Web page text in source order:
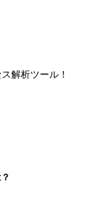
解析ツール！